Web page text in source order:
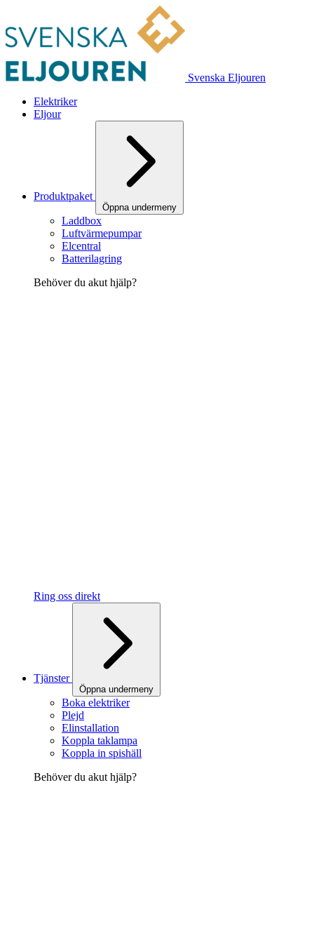
Svenska Eljouren
Elektriker
Eljour
Produktpaket
Öppna undermeny
Laddbox
Luftvärmepumpar
Elcentral
Batterilagring
Behöver du akut hjälp?
Ring oss direkt
Tjänster
Öppna undermeny
Boka elektriker
Plejd
Elinstallation
Koppla taklampa
Koppla in spishäll
Behöver du akut hjälp?